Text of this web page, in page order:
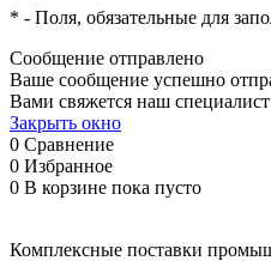
* - Поля, обязательные для
Сообщение отправлено
Ваше сообщение успешно
Вами свяжется наш специалист
Закрыть окно
0 Сравнение
0 Избранное
0 В корзине пока пусто
Комплексные поставки